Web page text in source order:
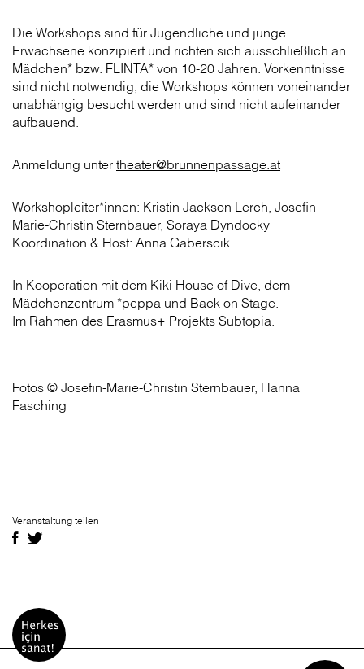
Die Workshops sind für Jugendliche und junge
Erwachsene konzipiert und richten sich ausschließlich an
Mädchen* bzw. FLINTA* von 10-20 Jahren. Vorkenntnisse
sind nicht notwendig, die Workshops können voneinander
unabhängig besucht werden und sind nicht aufeinander
aufbauend.
Anmeldung unter theater@brunnenpassage.at
Workshop­leiter*innen: Kristin Jackson Lerch, Josefin-
Marie-Christin Sternbauer, Soraya Dyndocky
Koordination & Host: Anna Gaberscik
In Kooperation mit dem Kiki House of Dive, dem
Mädchenzentrum *peppa und Back on Stage.
Im Rahmen des Erasmus+ Projekts Subtopia.
Fotos © Josefin-Marie-Christin Sternbauer, Hanna
Fasching
Veranstaltung teilen